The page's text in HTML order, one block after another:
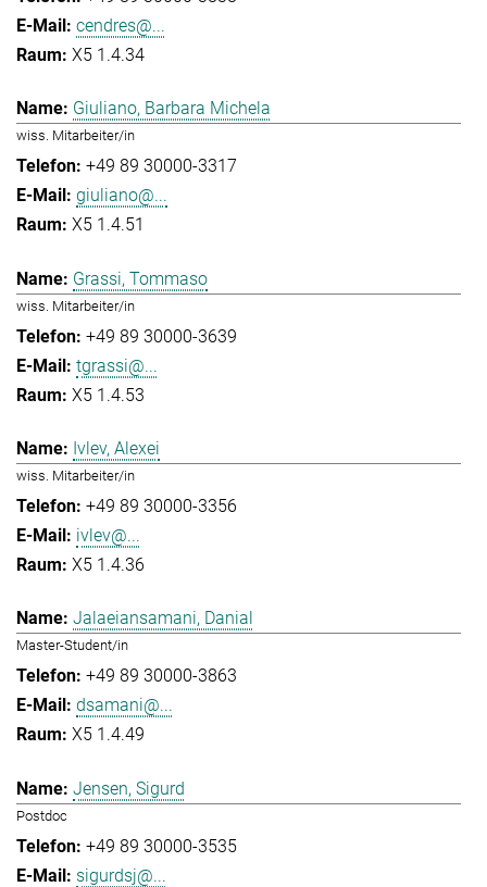
cendres@...
X5 1.4.34
Giuliano, Barbara Michela
wiss. Mitarbeiter/in
+49 89 30000-3317
giuliano@...
X5 1.4.51
Grassi, Tommaso
wiss. Mitarbeiter/in
+49 89 30000-3639
tgrassi@...
X5 1.4.53
Ivlev, Alexei
wiss. Mitarbeiter/in
+49 89 30000-3356
ivlev@...
X5 1.4.36
Jalaeiansamani, Danial
Master-Student/in
+49 89 30000-3863
dsamani@...
X5 1.4.49
Jensen, Sigurd
Postdoc
+49 89 30000-3535
sigurdsj@...